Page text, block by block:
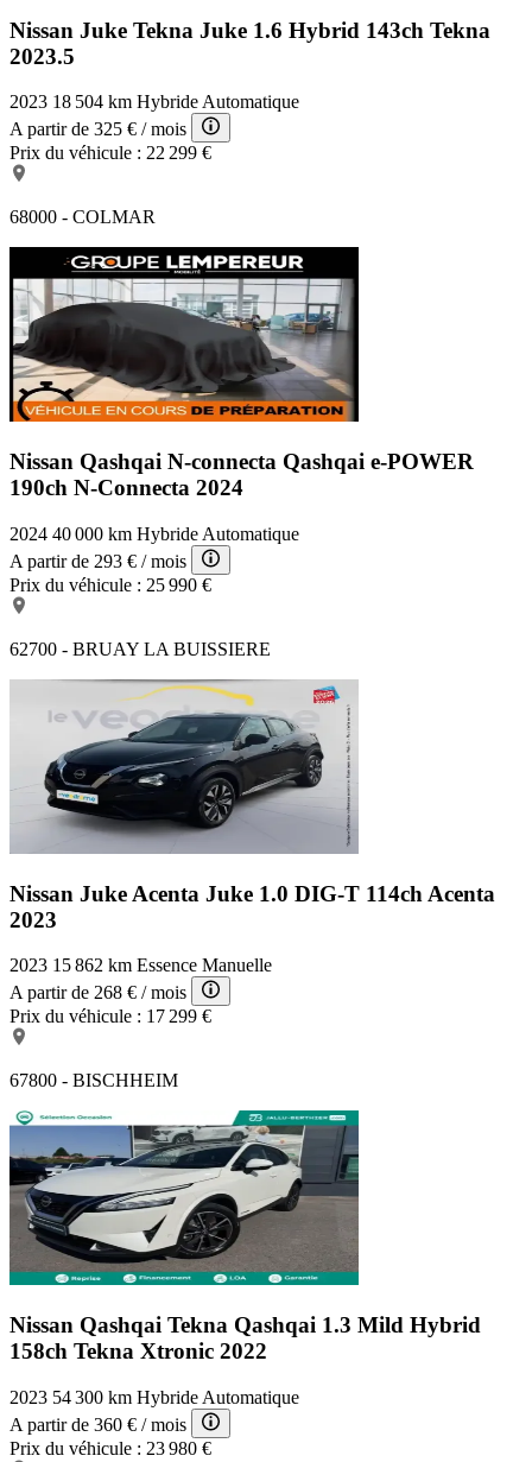
Nissan Juke Tekna Juke 1.6 Hybrid 143ch Tekna
2023.5
2023 18 504 km Hybride Automatique
A partir de 325 € / mois
Prix du véhicule : 22 299 €
68000 - COLMAR
Nissan Qashqai N-connecta Qashqai e-POWER
190ch N-Connecta 2024
2024 40 000 km Hybride Automatique
A partir de 293 € / mois
Prix du véhicule : 25 990 €
62700 - BRUAY LA BUISSIERE
Nissan Juke Acenta Juke 1.0 DIG-T 114ch Acenta
2023
2023 15 862 km Essence Manuelle
A partir de 268 € / mois
Prix du véhicule : 17 299 €
67800 - BISCHHEIM
Nissan Qashqai Tekna Qashqai 1.3 Mild Hybrid
158ch Tekna Xtronic 2022
2023 54 300 km Hybride Automatique
A partir de 360 € / mois
Prix du véhicule : 23 980 €